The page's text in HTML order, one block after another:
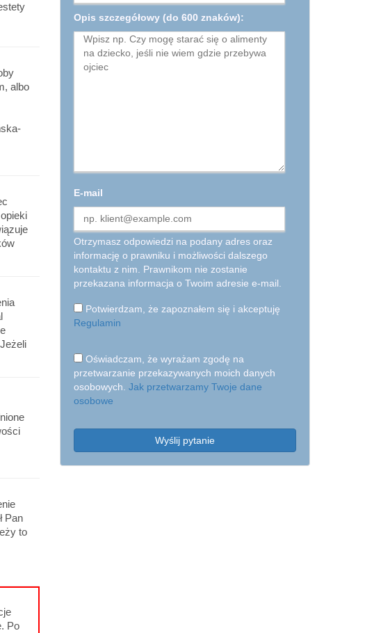
Opis szczegółowy (do 600 znaków):
E-mail
Otrzymasz odpowiedzi na podany adres oraz
informację o prawniku i możliwości dalszego
kontaktu z nim. Prawnikom nie zostanie
przekazana informacja o Twoim adresie e-mail.
Potwierdzam, że zapoznałem się i akceptuję
Regulamin
Oświadczam, że wyrażam zgodę na
przetwarzanie przekazywanych moich danych
osobowych. Jak przetwarzamy Twoje dane
osobowe
Wyślij pytanie
albo
Pan
to
Po